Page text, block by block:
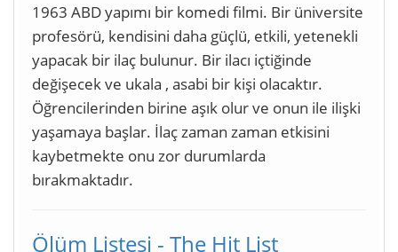
1963 ABD yapımı bir komedi filmi. Bir üniversite
profesörü, kendisini daha güçlü, etkili, yetenekli
yapacak bir ilaç bulunur. Bir ilacı içtiğinde
değişecek ve ukala , asabi bir kişi olacaktır.
Öğrencilerinden birine aşık olur ve onun ile ilişki
yaşamaya başlar. İlaç zaman zaman etkisini
kaybetmekte onu zor durumlarda
bırakmaktadır.
Ölüm Listesi - The Hit List